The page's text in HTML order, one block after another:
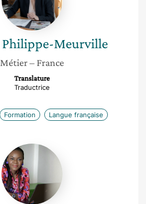
Philippe-Meurville
Métier– France
Translature
Traductrice
Formation Langue française
Grace